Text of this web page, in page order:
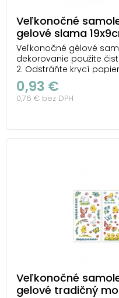
Veľkonočné
gelové slama
Veľkonočné gélové
dekorovanie použite
2. Odstráňte krycí
samolepku. 3.
vajíčko a uhlaďte ju.
skladovej zásoby.
0,93 €
0,76 € bez DPH
Veľkonočné
gelové tradičný